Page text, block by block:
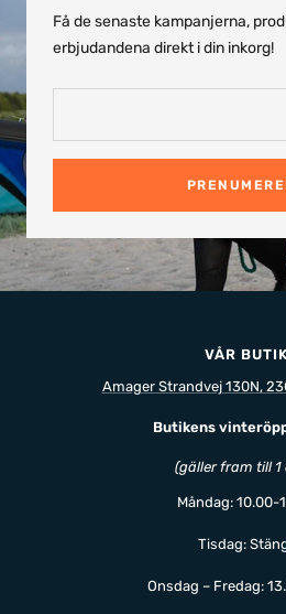
Få de senaste kampanjerna,
erbjudandena direkt i din inkorg!
VÅR
Amager Strandvej 130N,
Butikens
(gäller fram till 1
Måndag: 10.00-
Tisdag:
Onsdag – Fredag: